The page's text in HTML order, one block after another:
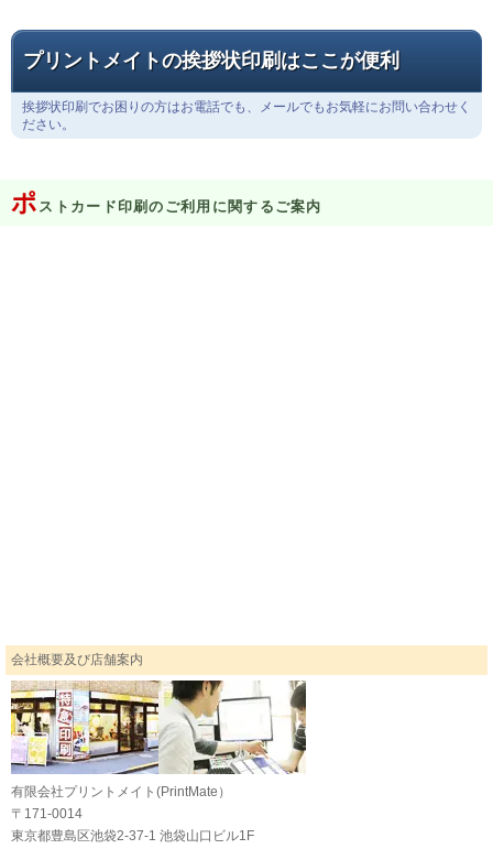
プリントメイトの挨拶状印刷はここが便利
会社概要及び店舗案内